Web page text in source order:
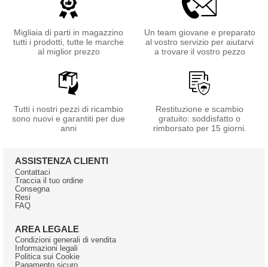
Migliaia di parti in magazzino
tutti i prodotti, tutte le marche
al miglior prezzo
Un team giovane e preparato
al vostro servizio per aiutarvi
a trovare il vostro pezzo
Tutti i nostri pezzi di ricambio
sono nuovi e garantiti per due
anni
Restituzione e scambio
gratuito: soddisfatto o
rimborsato per 15 giorni.
ASSISTENZA CLIENTI
Contattaci
Traccia il tuo ordine
Consegna
Resi
FAQ
AREA LEGALE
Condizioni generali di vendita
Informazioni legali
Politica sui Cookie
Pagamento sicuro